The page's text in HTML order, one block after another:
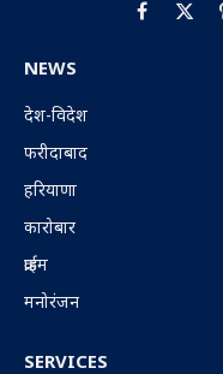
Facebook
X
NEWS
देश-विदेश
फरीदाबाद
हरियाणा
कारोबार
क्राईम
मनोरंजन
SERVICES